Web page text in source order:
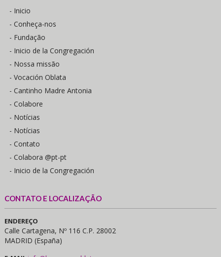
- Inicio
- Conheça-nos
- Fundação
- Inicio de la Congregación
- Nossa missão
- Vocación Oblata
- Cantinho Madre Antonia
- Colabore
- Notícias
- Notícias
- Contato
- Colabora @pt-pt
- Inicio de la Congregación
CONTATO E LOCALIZAÇÃO
ENDEREÇO
Calle Cartagena, Nº 116 C.P. 28002
MADRID (España)